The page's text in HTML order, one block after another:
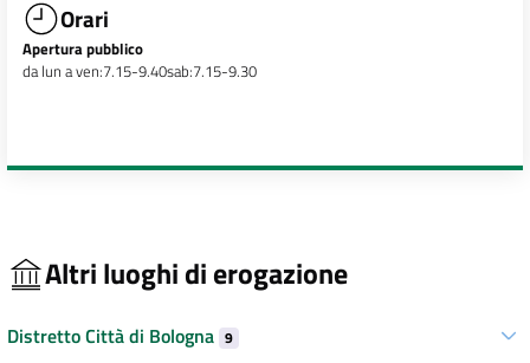
Orari
Apertura pubblico
da lun a ven:7.15-9.40sab:7.15-9.30
Altri luoghi di erogazione
Distretto Città di Bologna 9